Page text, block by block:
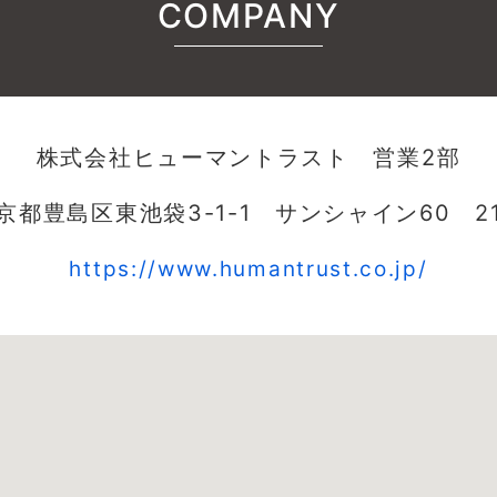
COMPANY
株式会社ヒューマントラスト 営業2部
都豊島区東池袋3-1-1 サンシャイン60
https://www.humantrust.co.jp/